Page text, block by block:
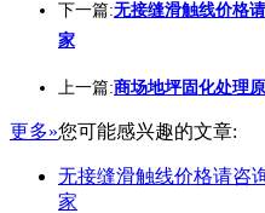
下一篇:无接缝滑触线价格
家
上一篇:商场地坪固化处理
更多»您可能感兴趣的文章:
无接缝滑触线价格请咨
家